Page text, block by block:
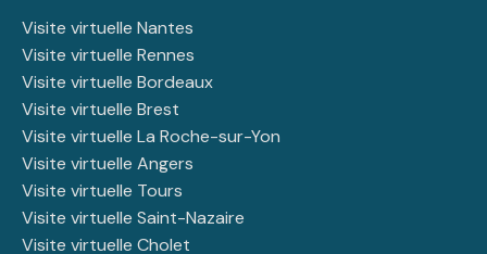
Visite virtuelle Nantes
Visite virtuelle Rennes
Visite virtuelle Bordeaux
Visite virtuelle Brest
Visite virtuelle La Roche-sur-Yon
Visite virtuelle Angers
Visite virtuelle Tours
Visite virtuelle Saint-Nazaire
Visite virtuelle Cholet